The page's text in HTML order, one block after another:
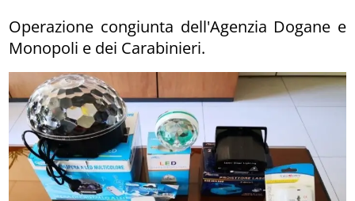
Operazione congiunta dell'Agenzia Dogane e
Monopoli e dei Carabinieri.